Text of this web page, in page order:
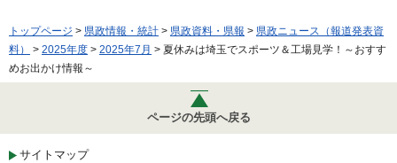
トップページ > 県政情報・統計 > 県政資料・県報 > 県政ニュース（報道発表資
料）
> 2025年度 > 2025年7月 > 夏休みは埼玉でスポーツ＆工場見学！～おすす
めお出かけ情報～
ページの先頭へ戻る
サイトマップ